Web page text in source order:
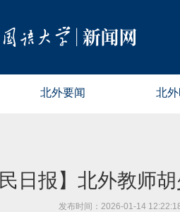
北外要闻 北
民日报】北外教师
发布时间：2026-01-14